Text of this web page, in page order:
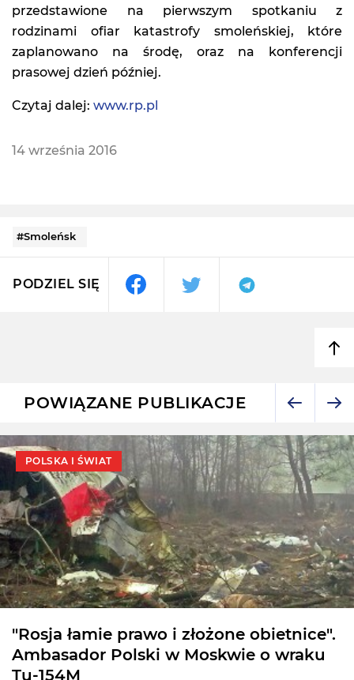
przedstawione na pierwszym spotkaniu z
rodzinami ofiar katastrofy smoleńskiej, które
zaplanowano na środę, oraz na konferencji
prasowej dzień później.
Czytaj dalej: www.rp.pl
14 września 2016
#Smoleńsk
PODZIEL SIĘ
POWIĄZANE PUBLIKACJE
POLSKA I ŚWIAT
"Rosja łamie prawo i złożone obietnice".
Ambasador Polski w Moskwie o wraku
Tu-154M